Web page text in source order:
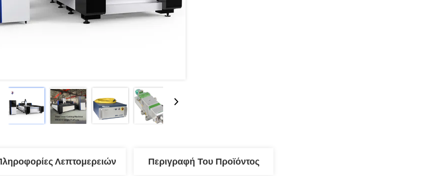
Λεπτομερειών Περιγραφή Του Προϊόντος